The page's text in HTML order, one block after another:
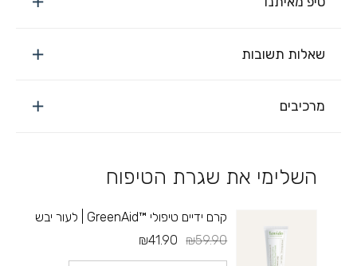
שאלות תשובות
מרכיבים
השלימי את שגרת הטיפוח
קרם ידיים טיפולי ™GreenAid | לעור יבש
₪59.90
₪41.90